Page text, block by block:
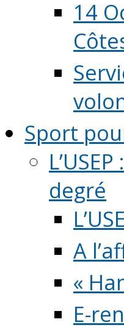
14
Sport
degré
A
«
E-